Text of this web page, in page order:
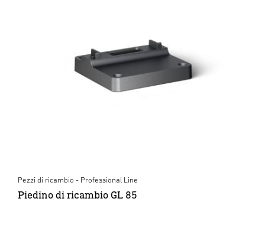
Pezzi di ricambio - Professional Line
Piedino di ricambio GL 85